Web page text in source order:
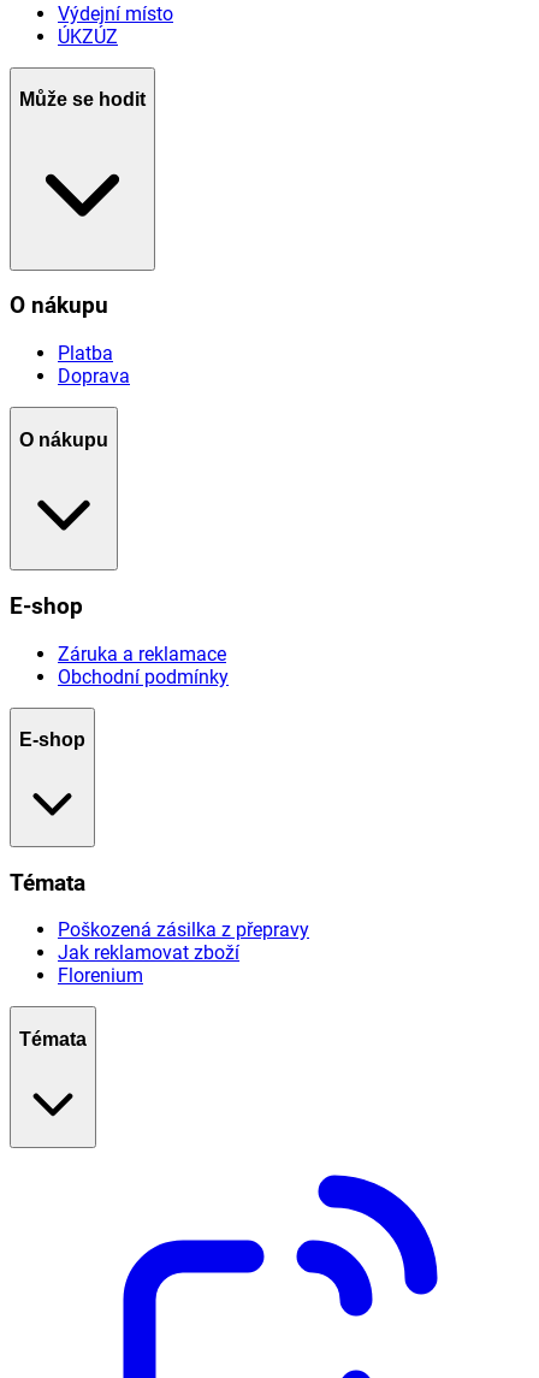
Výdejní místo
ÚKZÚZ
Může se hodit
O nákupu
Platba
Doprava
O nákupu
E-shop
Záruka a reklamace
Obchodní podmínky
E-shop
Témata
Poškozená zásilka z přepravy
Jak reklamovat zboží
Florenium
Témata